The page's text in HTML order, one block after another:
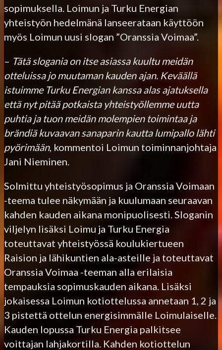
sopimuksella. Loimun ja Turku Energian
yhteistyön hedelmänä lanseerataan käyttöön
myös Loimun uusi slogan ”Oranssia Voimaa”.
– Tätä slogania on itse asiassa kuultu meidän
otteluissa jo muutaman kauden ajan. Keväällä
istuimme Turku Energian kanssa alas ajatuksella
että nyt pitää potkaista yhteistyöllemme uutta
puhtia ja tuon meidän molempien toimintaa ja
brändiä kuvaavan sanaparin kautta lumipallo lähti
pyörimään, kommentoi Loimun toiminnanjohtaja
Jani Nieminen.
Solmittu yhteistyösopimus ja Oranssia Voimaan
-teema tulee näkymään ja kuulumaan seuraavan
kahden kauden aikana monipuolisesti. Sloganin
viljelyn lisäksi Loimu ja Turku Energia
toteuttavat yhteistyössä koulukiertueen
Raision ja lähikuntien ala-asteille ja toteuttavat
Oranssia Voimaa -teeman alla erilaisia
tempauksia sopimuskauden aikana. Lisäksi
jokaisessa Loimun kotiottelussa annetaan 1, 2 ja
3 pistettä ottelun energisimmälle Loimulaiselle.
Kauden lopussa Turku Energia palkitsee
voittajan lahjakortilla. Kahden kotiottelun